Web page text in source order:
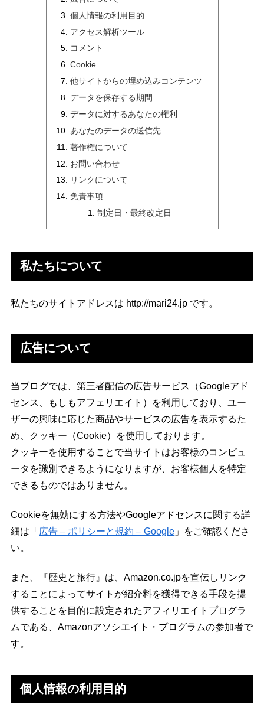
個人情報の利用目的
アクセス解析ツール
コメント
Cookie
他サイトからの埋め込みコンテンツ
データを保存する期間
データに対するあなたの権利
あなたのデータの送信先
著作権について
お問い合わせ
リンクについて
免責事項
制定日・最終改定日
私たちについて
私たちのサイトアドレスは http://mari24.jp です。
広告について
当ブログでは、第三者配信の広告サービス（Googleアド
センス、もしもアフェリエイト）を利用しており、ユー
ザーの興味に応じた商品やサービスの広告を表示するた
め、クッキー（Cookie）を使用しております。
クッキーを使用することで当サイトはお客様のコンピュ
ータを識別できるようになりますが、お客様個人を特定
できるものではありません。
Cookieを無効にする方法やGoogleアドセンスに関する詳
細は「 広告 – ポリシーと規約 – Google 」をご確認くださ
い。
また、『歴史と旅行』は、Amazon.co.jpを宣伝しリンク
することによってサイトが紹介料を獲得できる手段を提
供することを目的に設定されたアフィリエイトプログラ
ムである、Amazonアソシエイト・プログラムの参加者で
す。
個人情報の利用目的